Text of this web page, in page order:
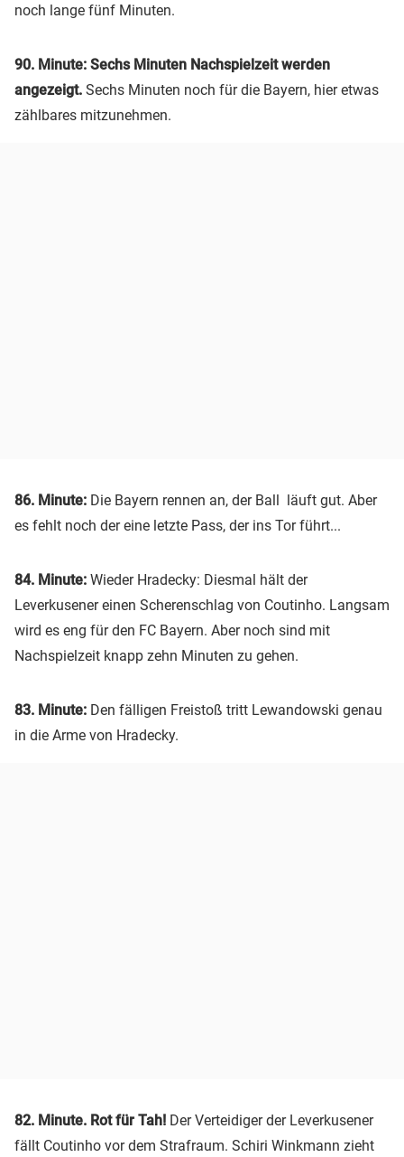
noch lange fünf Minuten.
90. Minute: Sechs Minuten Nachspielzeit werden
angezeigt. Sechs Minuten noch für die Bayern, hier etwas
zählbares mitzunehmen.
86. Minute: Die Bayern rennen an, der Ball läuft gut. Aber
es fehlt noch der eine letzte Pass, der ins Tor führt...
84. Minute: Wieder Hradecky: Diesmal hält der
Leverkusener einen Scherenschlag von Coutinho. Langsam
wird es eng für den FC Bayern. Aber noch sind mit
Nachspielzeit knapp zehn Minuten zu gehen.
83. Minute: Den fälligen Freistoß tritt Lewandowski genau
in die Arme von Hradecky.
82. Minute. Rot für Tah! Der Verteidiger der Leverkusener
fällt Coutinho vor dem Strafraum. Schiri Winkmann zieht